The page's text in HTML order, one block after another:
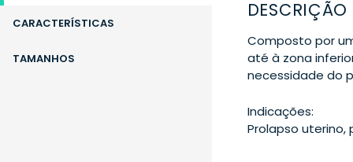
CARACTERÍSTICAS
TAMANHOS
DESCRIÇÃO
Composto por
até à zona
necessidade do
Indicações:
Prolapso